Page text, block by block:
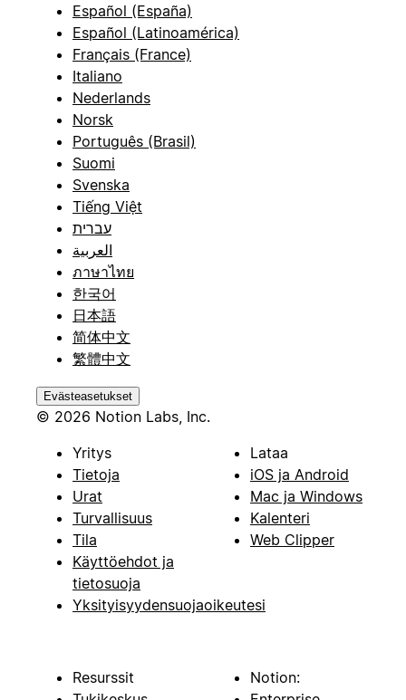
Español (España)
Español (Latinoamérica)
Français (France)
Italiano
Nederlands
Norsk
Português (Brasil)
Suomi
Svenska
Tiếng Việt
עברית
العربية
ภาษาไทย
한국어
日本語
简体中文
繁體中文
Evästeasetukset
© 2026 Notion Labs, Inc.
Yritys
Tietoja
Urat
Turvallisuus
Tila
Käyttöehdot ja
tietosuoja
Yksityisyydensuojaoikeutesi
Lataa
iOS ja Android
Mac ja Windows
Kalenteri
Web Clipper
Resurssit
Notion: